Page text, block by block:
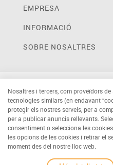
EMPRESA
INFORMACIÓ
SOBRE NOSALTRES
Nosaltres i tercers, com proveïdors
tecnologies similars (en endavant
protegir els nostres serveis, per a
per a publicar anuncis rellevants.
consentiment o selecciona les
les opcions de les cookies i retirar el
moment des del nostre lloc web.